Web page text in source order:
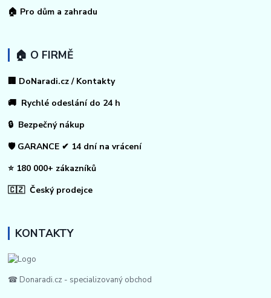
🏠 Pro dům a zahradu
🏠 O FIRMĚ
🏢 DoNaradi.cz / Kontakty
🚚 Rychlé odeslání do 24 h
🔒 Bezpečný nákup
🛡️ GARANCE ✔ 14 dní na vrácení
⭐ 180 000+ zákazníků
🇨🇿 Český prodejce
KONTAKTY
☎ Donaradi.cz - specializovaný obchod